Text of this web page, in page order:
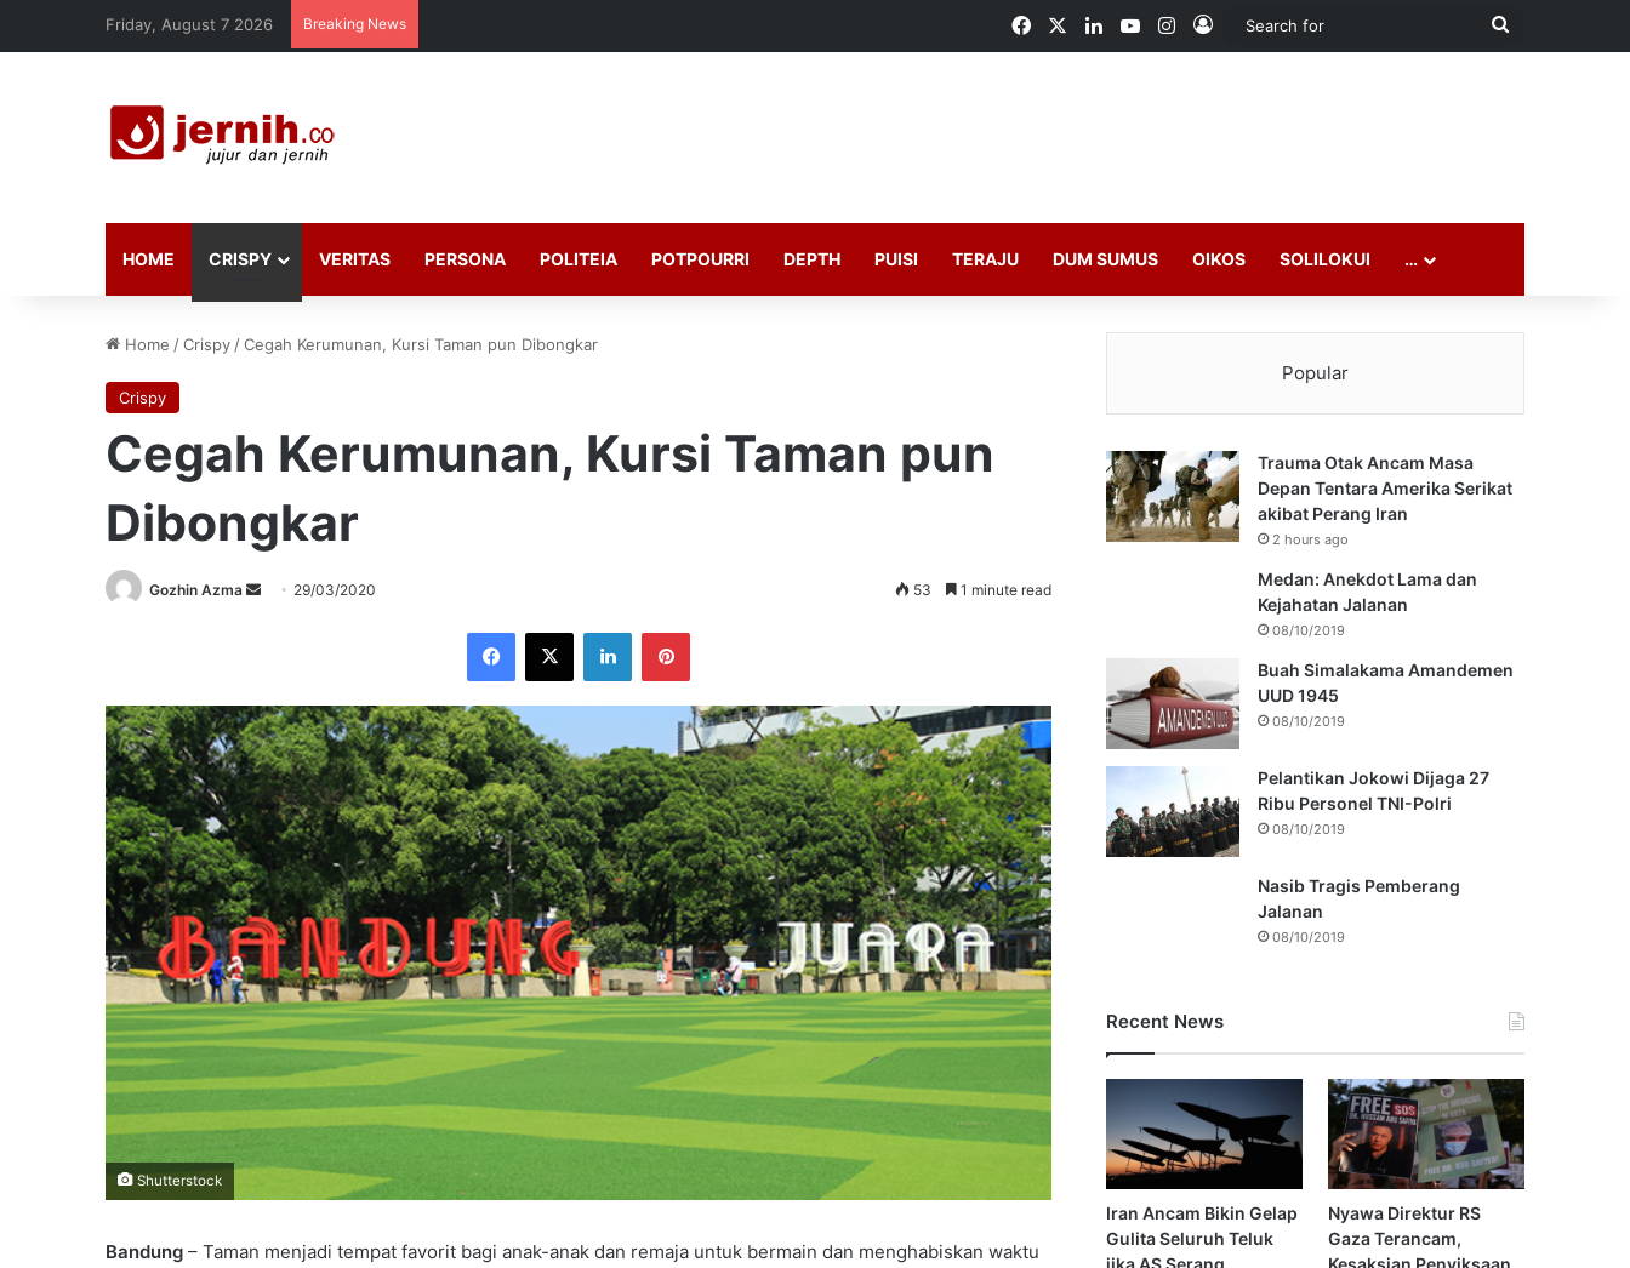
Friday, August 7 2026 Breaking News FacebookLinkedInYouTubeInstagram
Log In
Search
HOME CRISPY VERITAS PERSONA POLITEIA POTPOURRI DEPTH PUISI TERAJU DUM SUMUS OIKOS SOLILOKUI …
Home /Crispy /Cegah Kerumunan, Kursi Taman pun Dibongkar
Crispy
Cegah Kerumunan, Kursi Taman pun
Dibongkar
Gozhin Azma
Send 29/03/2020 53 1 minute read
Facebook
X LinkedInPinterest
Shutterstock
Bandung – Taman menjadi tempat favorit bagi anak-anak dan remaja untuk bermain dan menghabiskan waktu
Popular
Trauma Otak Ancam Masa
Depan Tentara Amerika Serikat
akibat Perang Iran
2 hours ago
Medan: Anekdot Lama dan
Kejahatan Jalanan
08/10/2019
Buah Simalakama Amandemen
UUD 1945
08/10/2019
Pelantikan Jokowi Dijaga 27
Ribu Personel TNI-Polri
08/10/2019
Nasib Tragis Pemberang
Jalanan
08/10/2019
Recent News
Iran Ancam Bikin Gelap
Gulita Seluruh Teluk
Nyawa Direktur RS
Gaza Terancam,